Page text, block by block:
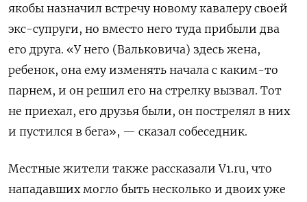
якобы назначил встречу новому кавалеру своей
экс-супруги, но вместо него туда прибыли два
его друга. «У него (Вальковича) здесь жена,
ребенок, она ему изменять начала с каким-то
парнем, и он решил его на стрелку вызвал. Тот
не приехал, его друзья были, он пострелял в них
и пустился в бега», — сказал собеседник.
Местные жители также рассказали V1.ru, что
нападавших могло быть несколько и двоих уже